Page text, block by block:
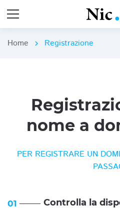
Home chevron_right Registrazione
nome a
PER REGISTRARE UN
01 Controlla la